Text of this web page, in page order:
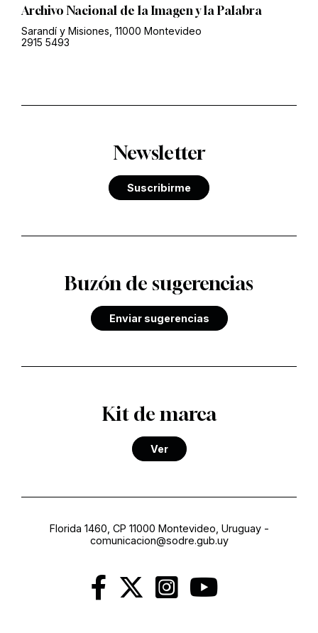
Archivo Nacional de la Imagen y la Palabra
Sarandí y Misiones, 11000 Montevideo
2915 5493
Newsletter
Suscribirme
Buzón de sugerencias
Enviar sugerencias
Kit de marca
Ver
Florida 1460, CP 11000 Montevideo, Uruguay-
comunicacion@sodre.gub.uy